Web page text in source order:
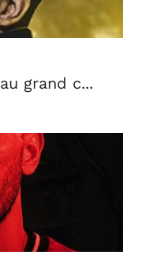
grand c...